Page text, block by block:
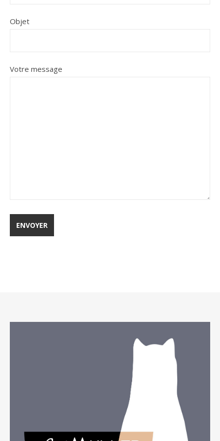
Objet
Votre message